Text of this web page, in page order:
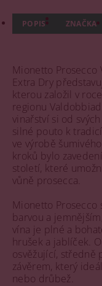
POPIS ZNAČKA
Mionetto Prosecco
Extra Dry
kterou založil v
regionu
vinařství si od
silné pouto k
ve výrobě
kroků bylo
století, které
vůně prosecca.
Mionetto Prosecco
barvou a
vína je plné a
hrušek a jablíček.
osvěžující, středně
závěrem, který
nebo drůbež.